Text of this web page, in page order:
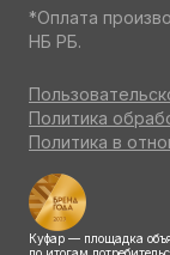
*Оплата
НБ РБ.
Политика
Политика в
Куфар — площадка